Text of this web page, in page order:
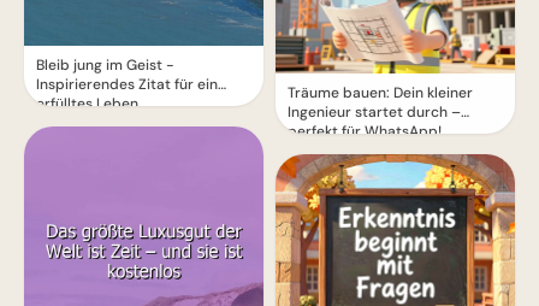
Bleib jung im Geist -
Inspirierendes Zitat für ein
erfülltes Leben
Träume bauen: Dein kleiner
Ingenieur startet durch –
perfekt für WhatsApp!